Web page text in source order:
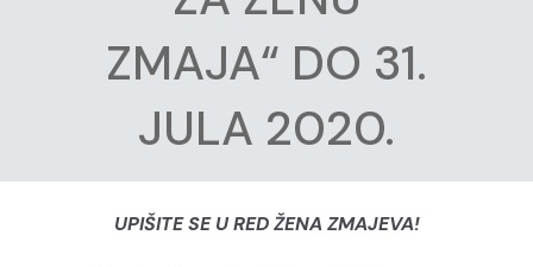
ZMAJA“ DO 31.
JULA 2020.
UPIŠITE SE U RED ŽENA ZMAJEVA!